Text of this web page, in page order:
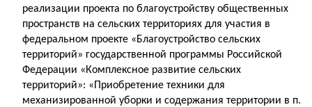
реализации проекта по благоустройству общественных
пространств на сельских территориях для участия в
федеральном проекте «Благоустройство сельских
территорий» государственной программы Российской
Федерации «Комплексное развитие сельских
территорий»: «Приобретение техники для
механизированной уборки и содержания территории в п.